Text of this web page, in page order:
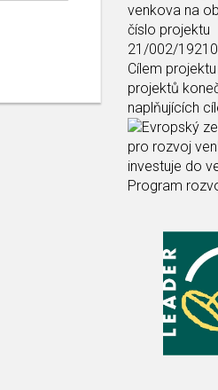
venkova na
číslo projektu
21/002/
Cílem
projektů
naplňujících